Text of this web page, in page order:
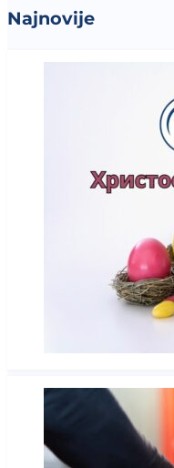
Najnovije